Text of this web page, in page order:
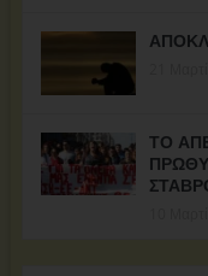
ΤΟ